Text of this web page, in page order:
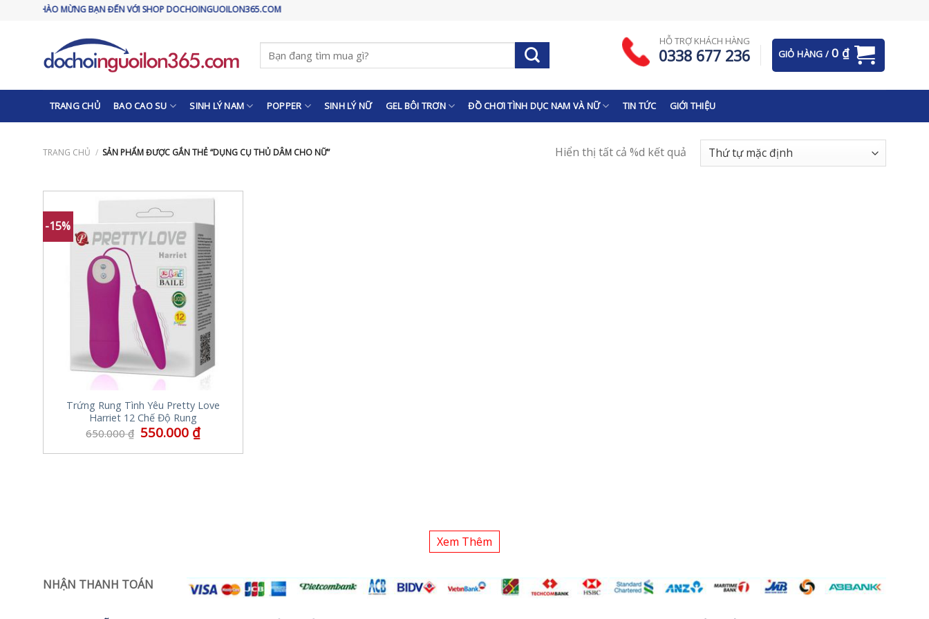
CHÀO MỪNG BẠN ĐẾN VỚI SHOP DOCHOINGUOILON365.COM
Tìm
kiếm:
HỖ TRỢ KHÁCH HÀNG
0338 677 236 GIỎ HÀNG / 0 ₫
TRANG CHỦ BAO CAO SU SINH LÝ NAM POPPER SINH LÝ NỮ GEL BÔI TRƠN ĐỒ CHƠI TÌNH DỤC NAM VÀ NỮ TIN TỨC GIỚI THIỆU
TRANG CHỦ / SẢN PHẨM ĐƯỢC GẮN THẺ “DỤNG CỤ THỦ DÂM CHO NỮ” Hiển thị tất cả %d kết quả
-15%
Trứng Rung Tình Yêu Pretty Love
Harriet 12 Chế Độ Rung
650.000₫ 550.000 ₫
Xem Thêm
NHẬN THANH TOÁN